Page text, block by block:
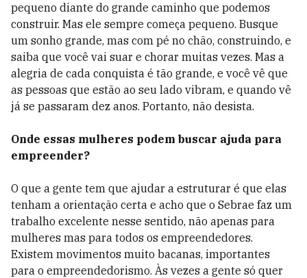
pequeno diante do grande caminho que podemos
construir. Mas ele sempre começa pequeno. Busque
um sonho grande, mas com pé no chão, construindo, e
saiba que você vai suar e chorar muitas vezes. Mas a
alegria de cada conquista é tão grande, e você vê que
as pessoas que estão ao seu lado vibram, e quando vê
já se passaram dez anos. Portanto, não desista.
Onde essas mulheres podem buscar ajuda para
empreender?
O que a gente tem que ajudar a estruturar é que elas
tenham a orientação certa e acho que o Sebrae faz um
trabalho excelente nesse sentido, não apenas para
mulheres mas para todos os empreendedores.
Existem movimentos muito bacanas, importantes
para o empreendedorismo. Às vezes a gente só quer